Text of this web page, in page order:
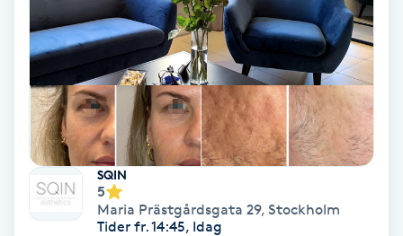
Medial vägledning
Medicinsk massage
Meditation
Medium
Megavolymfransar
SQIN
5
Maria Prästgårdsgata 29, Stockholm
Tider fr. 14:45, Idag